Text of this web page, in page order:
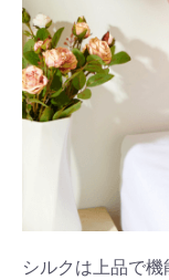
シルクは上品で